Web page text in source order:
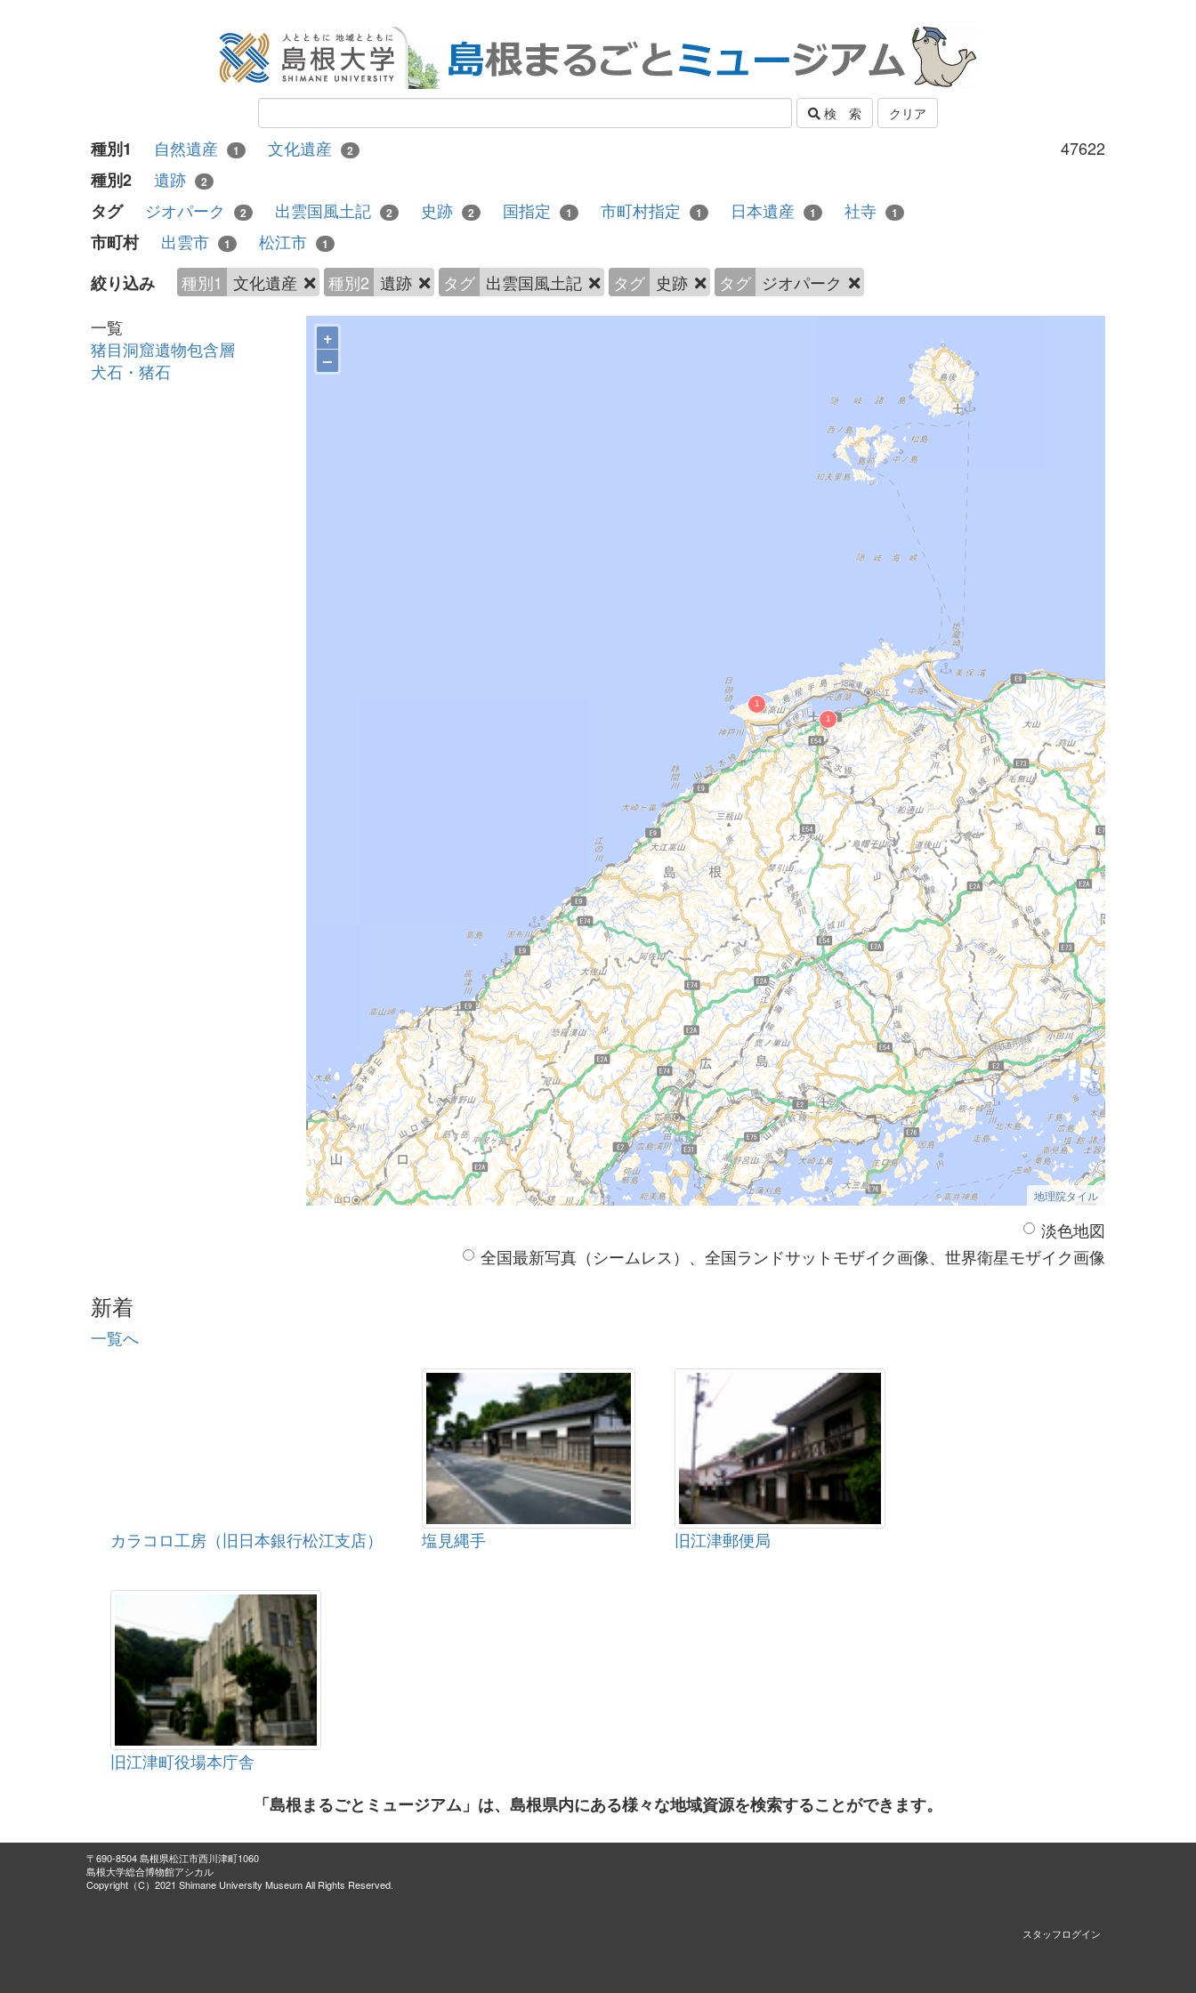
検 索 クリア
47622
種別1 自然遺産 1 文化遺産 2
種別2 遺跡 2
タグ ジオパーク 2 出雲国風土記 2 史跡 2 国指定 1 市町村指定 1 日本遺産 1 社寺 1
市町村 出雲市 1 松江市 1
絞り込み 種別1 文化遺産 種別2 遺跡 タグ 出雲国風土記 タグ 史跡 タグ ジオパーク
一覧
猪目洞窟遺物包含層
犬石・猪石
+
–
地理院タイル
淡色地図
全国最新写真（シームレス）、全国ランドサットモザイク画像、世界衛星モザイク画像
新着
一覧へ
カラコロ工房（旧日本銀行松江支店） 塩見縄手 旧江津郵便局
旧江津町役場本庁舎
「島根まるごとミュージアム」は、島根県内にある様々な地域資源を検索することができます。
〒690-8504 島根県松江市西川津町1060
島根大学総合博物館アシカル
Copyright（C）2021 Shimane University Museum All Rights Reserved.
スタッフログイン